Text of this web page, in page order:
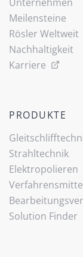
Meilensteine
Rösler Weltweit
Nachhaltigkeit
Karriere
PRODUKTE
Strahltechnik
Elektropolieren
Solution Finder